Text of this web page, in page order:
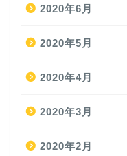
2020年6月
2020年5月
2020年4月
2020年3月
2020年2月